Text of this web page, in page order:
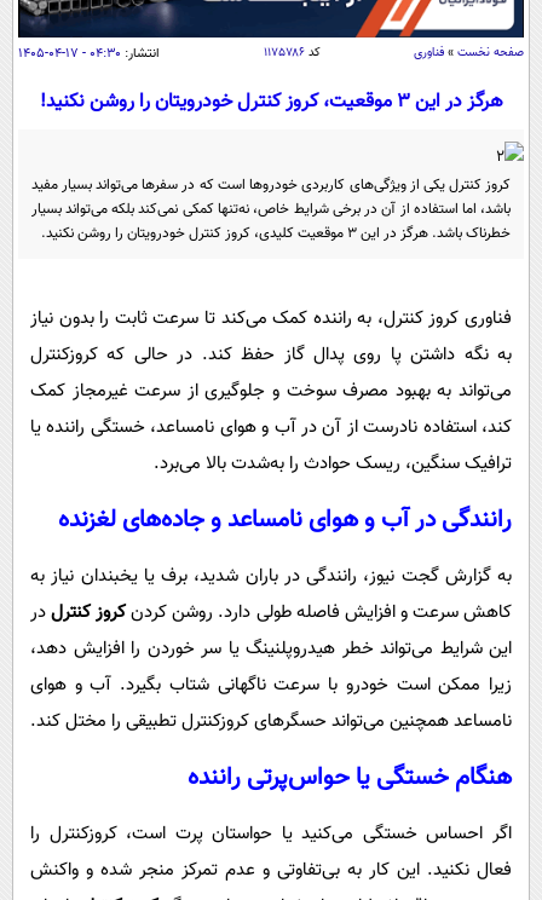
سیاسی
اقتصاد
اقتصادی
جامعه
سلامت
محیط زیست
سفر و تفریح
بین الملل
سیاست خارجی
فرهنگ و هنر
اخبار کریپتو
باشگاه مغز
مجله تصویری سلاح
ورزش
سیاست
گوناگون
حوادث
محیط زیست
سلامت
فرهنگی
بین الملل
عصر ایران 2
خواندنی ها و دیدنی ها
داستان کوتاه
آشپزی
دانلود
آموزش زبان
صفحه نخست » فناوری کد ۱۱۷۵۷۸۶ انتشار: ۰۴:۳۰ - ۱۷-۰۴-۱۴۰۵
هرگز در این ۳ موقعیت، کروز کنترل خودرویتان را روشن نکنید!
کروز کنترل یکی از ویژگی‌های کاربردی خودروها است که در سفرها می‌تواند بسیار مفید
باشد، اما استفاده از آن در برخی شرایط خاص، نه‌تنها کمکی نمی‌کند بلکه می‌تواند بسیار
خطرناک باشد. هرگز در این ۳ موقعیت کلیدی، کروز کنترل خودرویتان را روشن نکنید.
فناوری کروز کنترل، به راننده کمک می‌کند تا سرعت ثابت را بدون نیاز
به نگه داشتن پا روی پدال گاز حفظ کند. در حالی که کروزکنترل
می‌تواند به بهبود مصرف سوخت و جلوگیری از سرعت غیرمجاز کمک
کند، استفاده نادرست از آن در آب و هوای نامساعد، خستگی راننده یا
ترافیک سنگین، ریسک حوادث را به‌شدت بالا می‌برد.
رانندگی در آب و هوای نامساعد و جاده‌های لغزنده
به گزارش گجت نیوز، رانندگی در باران شدید، برف یا یخبندان نیاز به
کاهش سرعت و افزایش فاصله طولی دارد. روشن کردنکروز کنترلدر
این شرایط می‌تواند خطر هیدروپلنینگ یا سر خوردن را افزایش دهد،
زیرا ممکن است خودرو با سرعت ناگهانی شتاب بگیرد. آب و هوای
نامساعد همچنین می‌تواند حسگرهای کروزکنترل تطبیقی را مختل کند.
هنگام خستگی یا حواس‌پرتی راننده
اگر احساس خستگی می‌کنید یا حواستان پرت است، کروزکنترل را
فعال نکنید. این کار به بی‌تفاوتی و عدم تمرکز منجر شده و واکنش